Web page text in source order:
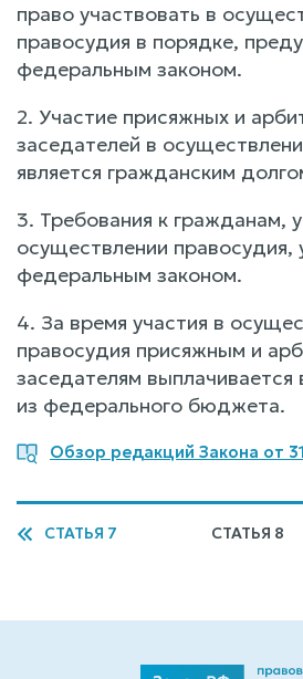
право участвовать в
правосудия в порядке,
федеральным законом.
2. Участие присяжных и
заседателей в
является гражданским
3. Требования к гражданам,
осуществлении правосудия,
федеральным законом.
4. За время участия в
правосудия присяжным и
заседателям выплачивается
из федерального бюджета.
Обзор редакций Закона от
СТАТЬЯ 7 СТАТЬЯ 8